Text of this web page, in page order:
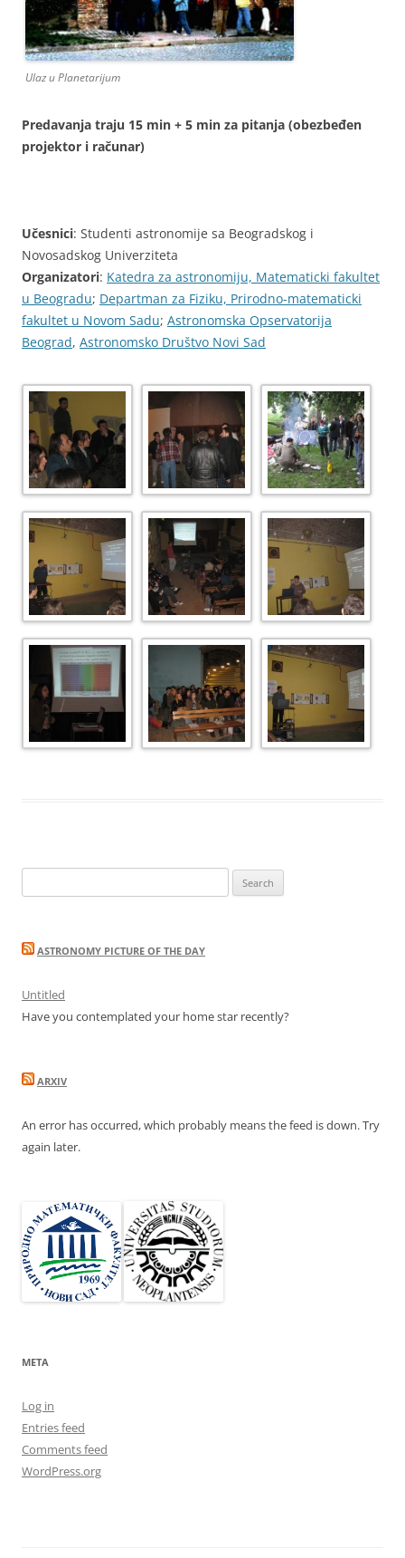
Ulaz u Planetarijum
Predavanja traju 15 min + 5 min za pitanja (obezbeđen
projektor i računar)
Učesnici: Studenti astronomije sa Beogradskog i
Novosadskog Univerziteta
Organizatori: Katedra za astronomiju, Matematicki fakultet
u Beogradu; Departman za Fiziku, Prirodno-matematicki
fakultet u Novom Sadu; Astronomska Opservatorija
Beograd, Astronomsko Društvo Novi Sad
for:
ASTRONOMY PICTURE OF THE DAY
Untitled
Have you contemplated your home star recently?
ARXIV
An error has occurred, which probably means the feed is down. Try
again later.
META
Log in
Entries feed
Comments feed
WordPress.org